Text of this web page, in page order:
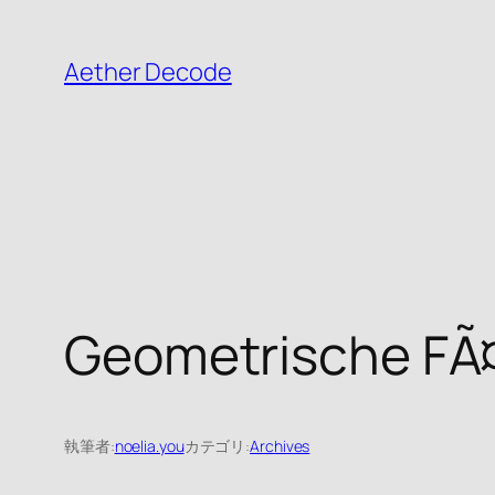
Aether Decode
Geometrische
執筆者:noelia.youカテゴリ:Archives